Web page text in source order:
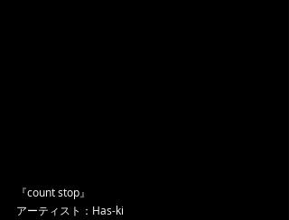
『count stop』
アーティスト：Has-ki